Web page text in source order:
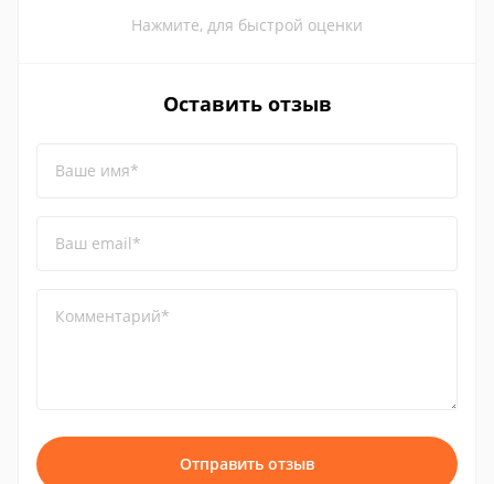
Нажмите, для быстрой оценки
Оставить отзыв
Ваше имя*
Ваш email*
Комментарий*
Отправить отзыв